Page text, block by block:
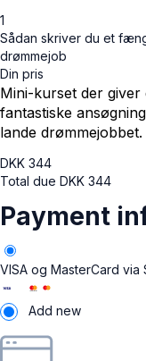
1
Sådan skriver du et
drømmejob
Din pris
Mini-kurset der giver
fantastiske
lande drømmejobbet.
DKK 344
Total due DKK 344
Payment
VISA og MasterCard via
Add new